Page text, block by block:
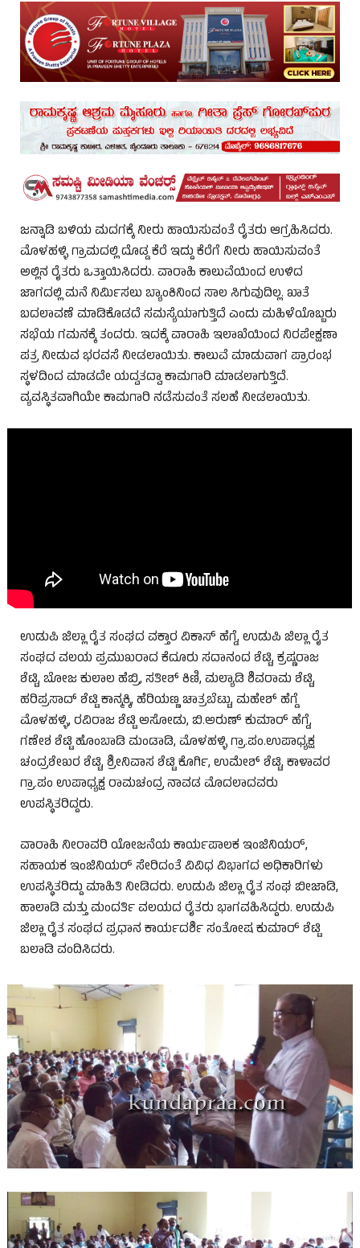
ಜನ್ನಾಡಿ ಬಳಿಯ ಮದಗಕ್ಕೆ ನೀರು ಹಾಯಿಸುವಂತೆ ರೈತರು ಆಗ್ರಹಿಸಿದರು.
ಮೊಳಹಳ್ಳಿ ಗ್ರಾಮದಲ್ಲಿ ದೊಡ್ಡ ಕೆರೆ ಇದ್ದು ಕೆರೆಗೆ ನೀರು ಹಾಯಿಸುವಂತೆ
ಅಲ್ಲಿನ ರೈತರು ಒತ್ತಾಯಿಸಿದರು. ವಾರಾಹಿ ಕಾಲುವೆಯಿಂದ ಉಳಿದ
ಜಾಗದಲ್ಲಿ ಮನೆ ನಿರ್ಮಿಸಲು ಬ್ಯಾಂಕಿನಿಂದ ಸಾಲ ಸಿಗುವುದಿಲ್ಲ. ಖಾತೆ
ಬದಲಾವಣೆ ಮಾಡಿಕೊಡದೆ ಸಮಸ್ಯೆಯಾಗುತ್ತಿದೆ ಎಂದು ಮಹಿಳೆಯೊಬ್ಬರು
ಸಭೆಯ ಗಮನಕ್ಕೆ ತಂದರು. ಇದಕ್ಕೆ ವಾರಾಹಿ ಇಲಾಖೆಯಿಂದ ನಿರಪೇಕ್ಷಣಾ
ಪತ್ರ ನೀಡುವ ಭರವಸೆ ನೀಡಲಾಯಿತು. ಕಾಲುವೆ ಮಾಡುವಾಗ ಪ್ರಾರಂಭ
ಸ್ಥಳದಿಂದ ಮಾಡದೇ ಯದ್ವತದ್ವಾ ಕಾಮಗಾರಿ ಮಾಡಲಾಗುತ್ತಿದೆ.
ವ್ಯವಸ್ಥಿತವಾಗಿಯೇ ಕಾಮಗಾರಿ ನಡೆಸುವಂತೆ ಸಲಹೆ ನೀಡಲಾಯಿತು.
ಉಡುಪಿ ಜಿಲ್ಲಾ ರೈತ ಸಂಘದ ವಕ್ತಾರ ವಿಕಾಸ್ ಹೆಗ್ಡೆ, ಉಡುಪಿ ಜಿಲ್ಲಾ ರೈತ
ಸಂಘದ ವಲಯ ಪ್ರಮುಖರಾದ ಕೆದೂರು ಸದಾನಂದ ಶೆಟ್ಟಿ, ಕ್ರಷ್ಣರಾಜ
ಶೆಟ್ಟಿ, ಬೋಜ ಕುಲಾಲ ಹೆಬ್ರಿ, ಸತೀಶ್ ಕಿಣಿ, ಮಲ್ಯಾಡಿ ಶಿವರಾಮ ಶೆಟ್ಟಿ,
ಹರಿಪ್ರಸಾದ್ ಶೆಟ್ಟಿ ಕಾನ್ಮಕ್ಕಿ, ಹೆರಿಯಣ್ಣ ಚಾತ್ರಬೆಟ್ಟು, ಮಹೇಶ್ ಹೆಗ್ಡೆ
ಮೊಳಹಳ್ಳಿ, ರವಿರಾಜ ಶೆಟ್ಟಿ ಅಸೋಡು, ಬಿ.ಅರುಣ್ ಕುಮಾರ್ ಹೆಗ್ಡೆ,
ಗಣೇಶ ಶೆಟ್ಟಿ ಹೊಂಬಾಡಿ ಮಂಡಾಡಿ, ಮೊಳಹಳ್ಳಿ ಗ್ರಾ.ಪಂ.ಉಪಾಧ್ಯಕ್ಷ
ಚಂದ್ರಶೇಖರ ಶೆಟ್ಟಿ, ಶ್ರೀನಿವಾಸ ಶೆಟ್ಟಿ ಕೊರ್ಗಿ, ಉಮೇಶ್ ಶೆಟ್ಟಿ, ಕಾಳಾವರ
ಗ್ರಾ.ಪಂ ಉಪಾಧ್ಯಕ್ಷ ರಾಮಚಂದ್ರ ನಾವಡ ಮೊದಲಾದವರು
ಉಪಸ್ಥಿತರಿದ್ದರು.
ವಾರಾಹಿ ನೀರಾವರಿ ಯೋಜನೆಯ ಕಾರ್ಯಪಾಲಕ ಇಂಜಿನಿಯರ್,
ಸಹಾಯಕ ಇಂಜಿನಿಯರ್ ಸೇರಿದಂತೆ ವಿವಿಧ ವಿಭಾಗದ ಅಧಿಕಾರಿಗಳು
ಉಪಸ್ಥಿತರಿದ್ದು ಮಾಹಿತಿ ನೀಡಿದರು. ಉಡುಪಿ ಜಿಲ್ಲಾ ರೈತ ಸಂಘ ಬೀಜಾಡಿ,
ಹಾಲಾಡಿ ಮತ್ತು ಮಂದರ್ತಿ ವಲಯದ ರೈತರು ಭಾಗವಹಿಸಿದ್ದರು. ಉಡುಪಿ
ಜಿಲ್ಲಾ ರೈತ ಸಂಘದ ಪ್ರಧಾನ ಕಾರ್ಯದರ್ಶಿ ಸಂತೋಷ ಕುಮಾರ್ ಶೆಟ್ಟಿ
ಬಲಾಡಿ ವಂದಿಸಿದರು.